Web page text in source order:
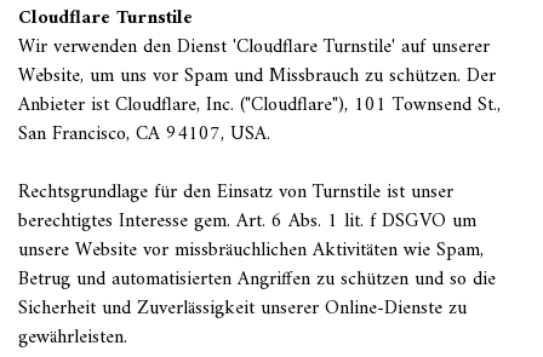
Cloudflare Turnstile
Wir verwenden den Dienst 'Cloudflare Turnstile' auf unserer
Website, um uns vor Spam und Missbrauch zu schützen. Der
Anbieter ist Cloudflare, Inc. ("Cloudflare"), 101 Townsend St.,
San Francisco, CA 94107, USA.
Rechtsgrundlage für den Einsatz von Turnstile ist unser
berechtigtes Interesse gem. Art. 6 Abs. 1 lit. f DSGVO um
unsere Website vor missbräuchlichen Aktivitäten wie Spam,
Betrug und automatisierten Angriffen zu schützen und so die
Sicherheit und Zuverlässigkeit unserer Online-Dienste zu
gewährleisten.